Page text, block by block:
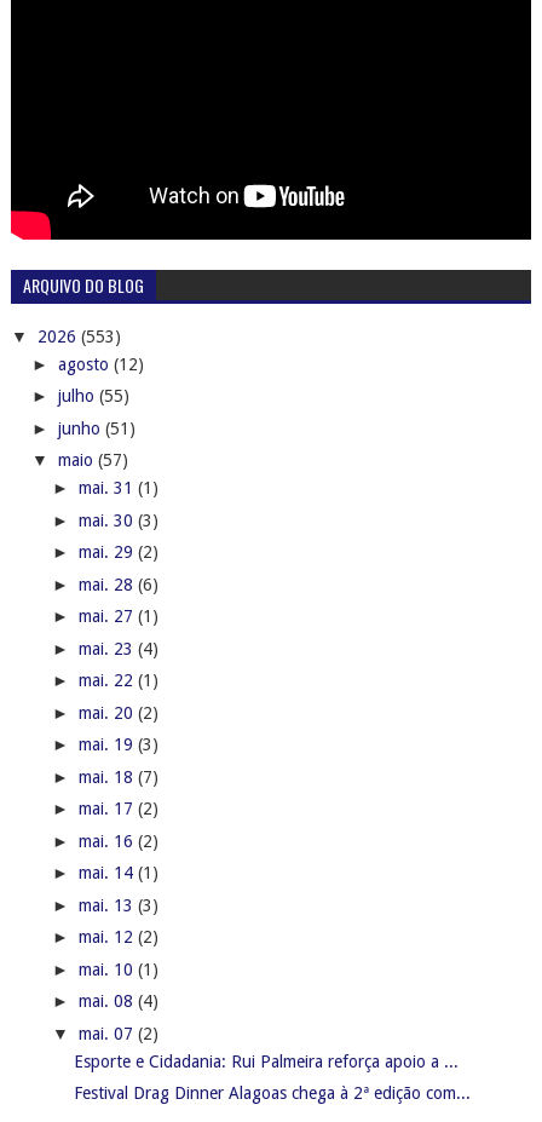
ARQUIVO DO BLOG
▼ 2026 (553)
► agosto (12)
► julho (55)
► junho (51)
▼ maio (57)
► mai. 31 (1)
► mai. 30 (3)
► mai. 29 (2)
► mai. 28 (6)
► mai. 27 (1)
► mai. 23 (4)
► mai. 22 (1)
► mai. 20 (2)
► mai. 19 (3)
► mai. 18 (7)
► mai. 17 (2)
► mai. 16 (2)
► mai. 14 (1)
► mai. 13 (3)
► mai. 12 (2)
► mai. 10 (1)
► mai. 08 (4)
▼ mai. 07 (2)
Esporte e Cidadania: Rui Palmeira reforça apoio a ...
Festival Drag Dinner Alagoas chega à 2ª edição com...